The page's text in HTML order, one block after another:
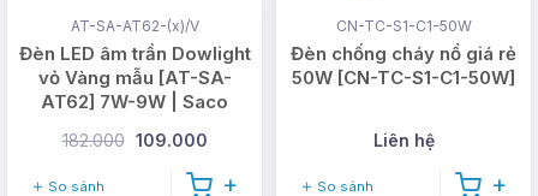
AT-SA-AT62-(x)/V
Đèn LED âm trần Dowlight
vỏ Vàng mẫu [AT-SA-
AT62] 7W-9W | Saco
182.000 109.000
So sánh
CN-TC-S1-C1-50W
Đèn chống cháy nổ giá rẻ
50W [CN-TC-S1-C1-50W]
Liên hệ
So sánh